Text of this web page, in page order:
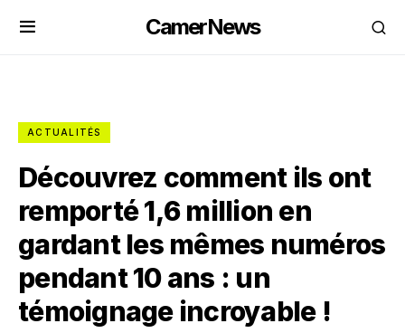
CamerNews
ACTUALITÉS
Découvrez comment ils ont
remporté 1,6 million en
gardant les mêmes numéros
pendant 10 ans : un
témoignage incroyable !